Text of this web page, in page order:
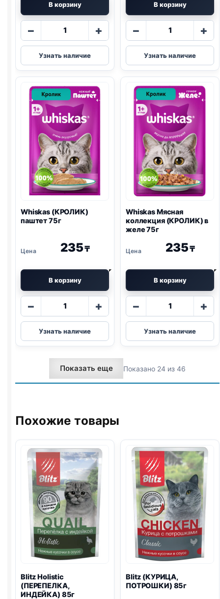
В корзину
−
Количество
Whiskas
(КУРИЦА,
ИНДЕЙКА)
75г
+
Узнать наличие
В корзину
−
Количество
Whiskas
(ИНДЕЙКА,
ПЕЧЕНЬ,
желе
75г
+
Узнать наличие
Whiskas (КРОЛИК)
паштет 75г
235₸
В корзину
−
Количество
Whiskas
(КРОЛИК)
паштет
75г
+
Узнать наличие
Whiskas Мясная
коллекция (КРОЛИК) в
желе 75г
235₸
В корзину
−
Количество
Whiskas
Мясная
коллекция
в
желе
+
Узнать наличие
Показать еще Показано 24 из 46
Похожие товары
BlitzHolistic
(ПЕРЕПЕЛКА,
ИНДЕЙКА) 85г
Blitz (КУРИЦА,
ПОТРОШКИ) 85г